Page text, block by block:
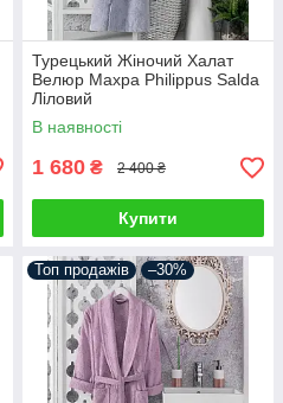
Турецький Жіночий Халат
Велюр Махра Philippus Salda
Ліловий
В наявності
1 680 ₴ 2 400 ₴
Купити
Топ продажів –30%